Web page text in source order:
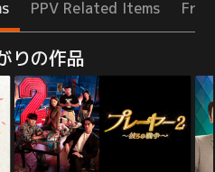
PPV Related Items
りの作品